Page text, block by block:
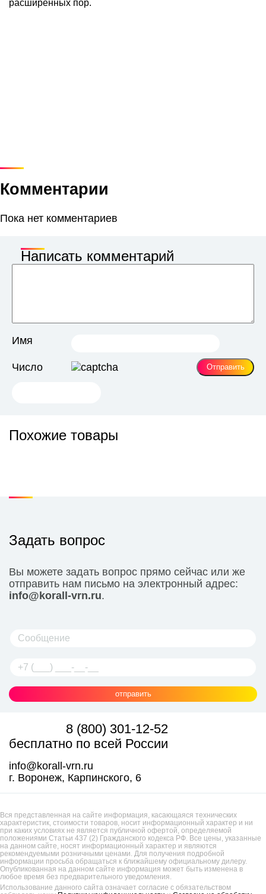
расширенных пор.
Комментарии
Пока нет комментариев
Написать комментарий
Имя
Число
Похожие товары
Задать вопрос
Вы можете задать вопрос прямо сейчас или же
отправить нам письмо на электронный адрес:
info@korall-vrn.ru.
отправить
8 (800) 301-12-52
бесплатно по всей России
info@korall-vrn.ru
г. Воронеж, Карпинского, 6
Вся представленная на сайте информация, касающаяся технических
характеристик, стоимости товаров, носит информационный характер и ни
при каких условиях не является публичной офертой, определяемой
положениями Статьи 437 (2) Гражданского кодекса РФ. Все цены, указанные
на данном сайте, носят информационный характер и являются
рекомендуемыми розничными ценами. Для получения подробной
информации просьба обращаться к ближайшему официальному дилеру.
Опубликованная на данном сайте информация может быть изменена в
любое время без предварительного уведомления.
Использование данного сайта означает согласие с обязательством